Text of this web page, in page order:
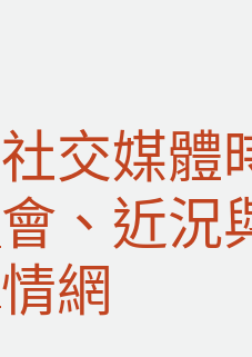
社交媒體
會、近況
情網